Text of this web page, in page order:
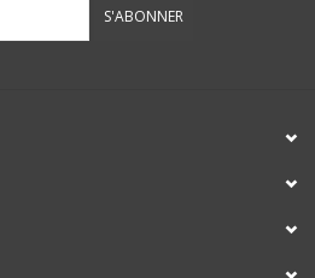
S'ABONNER